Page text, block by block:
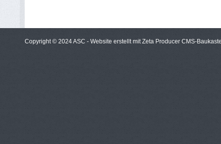
Copyright © 2024 ASC - Website erstellt mit Zeta Producer CMS-